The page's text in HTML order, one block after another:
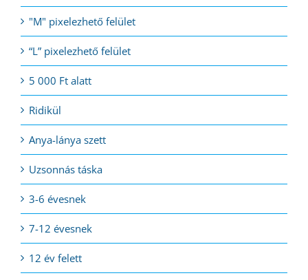
"M" pixelezhető felület
“L” pixelezhető felület
5 000 Ft alatt
Ridikül
Anya-lánya szett
Uzsonnás táska
3-6 évesnek
7-12 évesnek
12 év felett